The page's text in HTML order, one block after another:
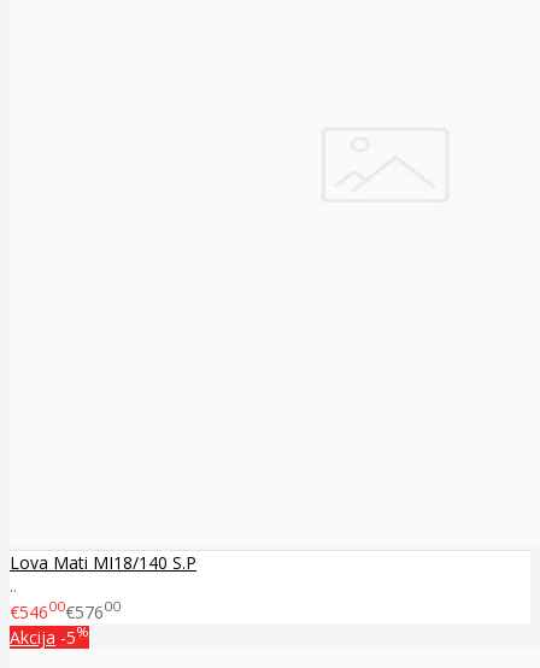
Lova Mati MI18/140 S.P
..
€54600€57600
Akcija -5%